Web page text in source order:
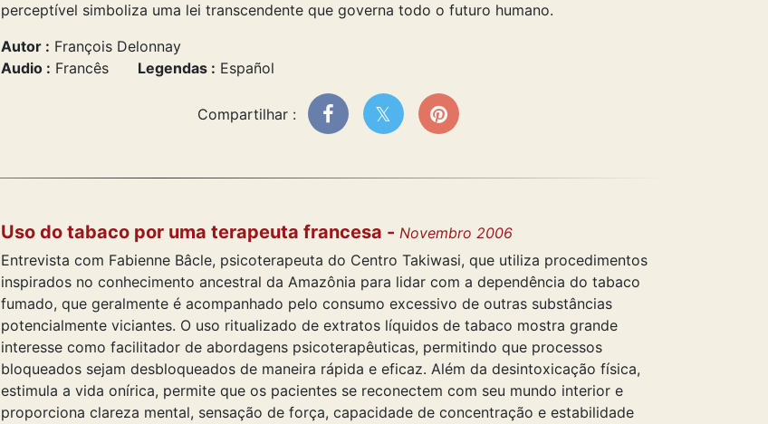
perceptível simboliza uma lei transcendente que governa todo o futuro humano.
Autor : François Delonnay
Audio : Francês Legendas : Español
Compartilhar :
Uso do tabaco por uma terapeuta francesa - Novembro 2006
Entrevista com Fabienne Bâcle, psicoterapeuta do Centro Takiwasi, que utiliza procedimentos
inspirados no conhecimento ancestral da Amazônia para lidar com a dependência do tabaco
fumado, que geralmente é acompanhado pelo consumo excessivo de outras substâncias
potencialmente viciantes. O uso ritualizado de extratos líquidos de tabaco mostra grande
interesse como facilitador de abordagens psicoterapêuticas, permitindo que processos
bloqueados sejam desbloqueados de maneira rápida e eficaz. Além da desintoxicação física,
estimula a vida onírica, permite que os pacientes se reconectem com seu mundo interior e
proporciona clareza mental, sensação de força, capacidade de concentração e estabilidade